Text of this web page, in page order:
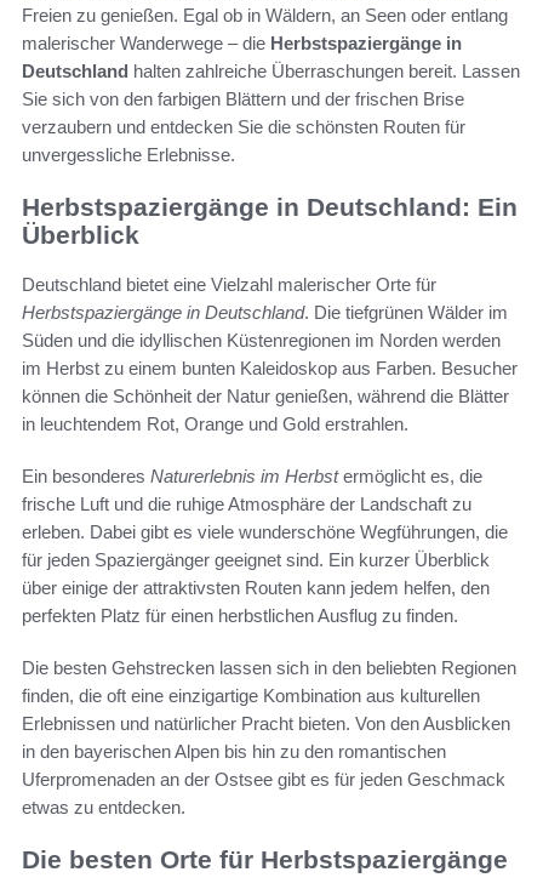
Freien zu genießen. Egal ob in Wäldern, an Seen oder entlang
malerischer Wanderwege – die Herbstspaziergänge in
Deutschland halten zahlreiche Überraschungen bereit. Lassen
Sie sich von den farbigen Blättern und der frischen Brise
verzaubern und entdecken Sie die schönsten Routen für
unvergessliche Erlebnisse.
Herbstspaziergänge in Deutschland: Ein
Überblick
Deutschland bietet eine Vielzahl malerischer Orte für
Herbstspaziergänge in Deutschland. Die tiefgrünen Wälder im
Süden und die idyllischen Küstenregionen im Norden werden
im Herbst zu einem bunten Kaleidoskop aus Farben. Besucher
können die Schönheit der Natur genießen, während die Blätter
in leuchtendem Rot, Orange und Gold erstrahlen.
Ein besonderes Naturerlebnis im Herbstermöglicht es, die
frische Luft und die ruhige Atmosphäre der Landschaft zu
erleben. Dabei gibt es viele wunderschöne Wegführungen, die
für jeden Spaziergänger geeignet sind. Ein kurzer Überblick
über einige der attraktivsten Routen kann jedem helfen, den
perfekten Platz für einen herbstlichen Ausflug zu finden.
Die besten Gehstrecken lassen sich in den beliebten Regionen
finden, die oft eine einzigartige Kombination aus kulturellen
Erlebnissen und natürlicher Pracht bieten. Von den Ausblicken
in den bayerischen Alpen bis hin zu den romantischen
Uferpromenaden an der Ostsee gibt es für jeden Geschmack
etwas zu entdecken.
Die besten Orte für Herbstspaziergänge